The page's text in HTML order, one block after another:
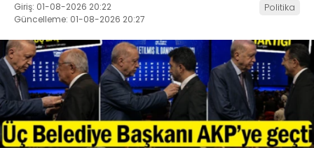
Giriş: 01-08-2026 20:22
Güncelleme: 01-08-2026 20:27
Politika